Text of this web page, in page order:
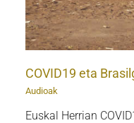
COVID19 eta
Audioak
Euskal Herrian